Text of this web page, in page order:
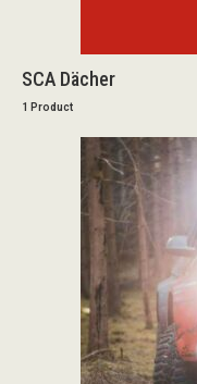
SCA Dächer
1 Product